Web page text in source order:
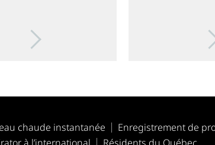
chaude instantanée Enregistrement de